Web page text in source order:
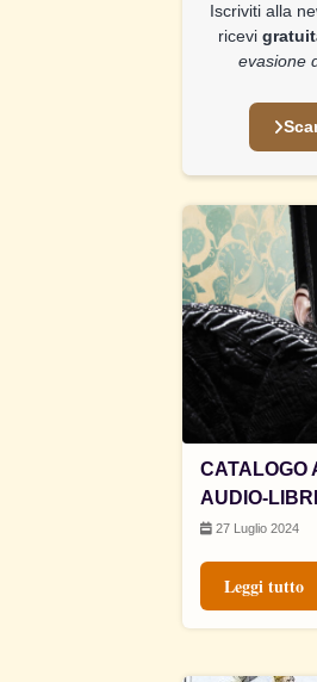
Iscriviti alla
ricevi
evasione
CATALOGO
AUDIO-
27 Luglio 2024
Leggi tutto